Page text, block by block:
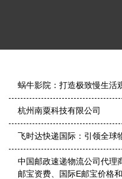
蜗牛影院：打造极致慢生活
杭州南粟科技有限公司
飞时达快递国际：引领全球
中国邮政速递物流公司代理
邮宝资费、国际E邮宝价格